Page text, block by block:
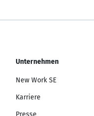
Unternehmen
New Work SE
Karriere
Presse